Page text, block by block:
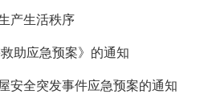
产生活秩序
助应急预案》的通知
安全突发事件应急预案的通知